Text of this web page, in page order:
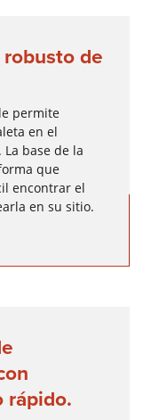
de
permite
en el
base de la
que
encontrar el
en su sitio.
rápido.